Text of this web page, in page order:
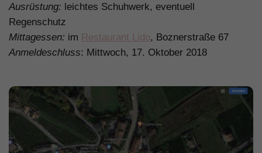
Ausrüstung: leichtes Schuhwerk, eventuell
Regenschutz
Mittagessen: im Restaurant Lido, Boznerstraße 67
Anmeldeschluss: Mittwoch, 17. Oktober 2018